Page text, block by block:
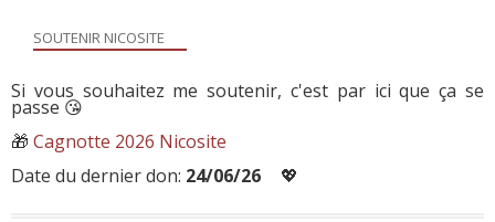
SOUTENIR NICOSITE
Si vous souhaitez me soutenir, c'est par ici que ça se
passe 😘
🎁 Cagnotte 2026 Nicosite
Date du dernier don: 24/06/26 💖